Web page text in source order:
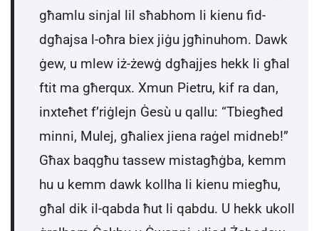
għamlu sinjal lil sħabhom li kienu fid-
dgħajsa l-oħra biex jiġu jgħinuhom. Dawk
ġew, u mlew iż-żewġ dgħajjes hekk li għal
ftit ma għerqux. Xmun Pietru, kif ra dan,
inxteħet f’riġlejn Ġesù u qallu: “Tbiegħed
minni, Mulej, għaliex jiena raġel midneb!”
Għax baqgħu tassew mistagħġba, kemm
hu u kemm dawk kollha li kienu miegħu,
għal dik il-qabda ħut li qabdu. U hekk ukoll